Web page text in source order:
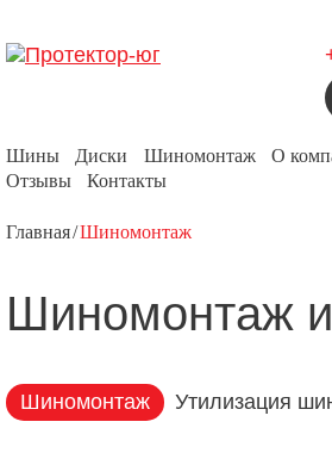
Шины Диски Шиномонтаж О
Отзывы
Контакты
Главная Шиномонтаж
Шиномонтаж
Шиномонтаж Утилизация